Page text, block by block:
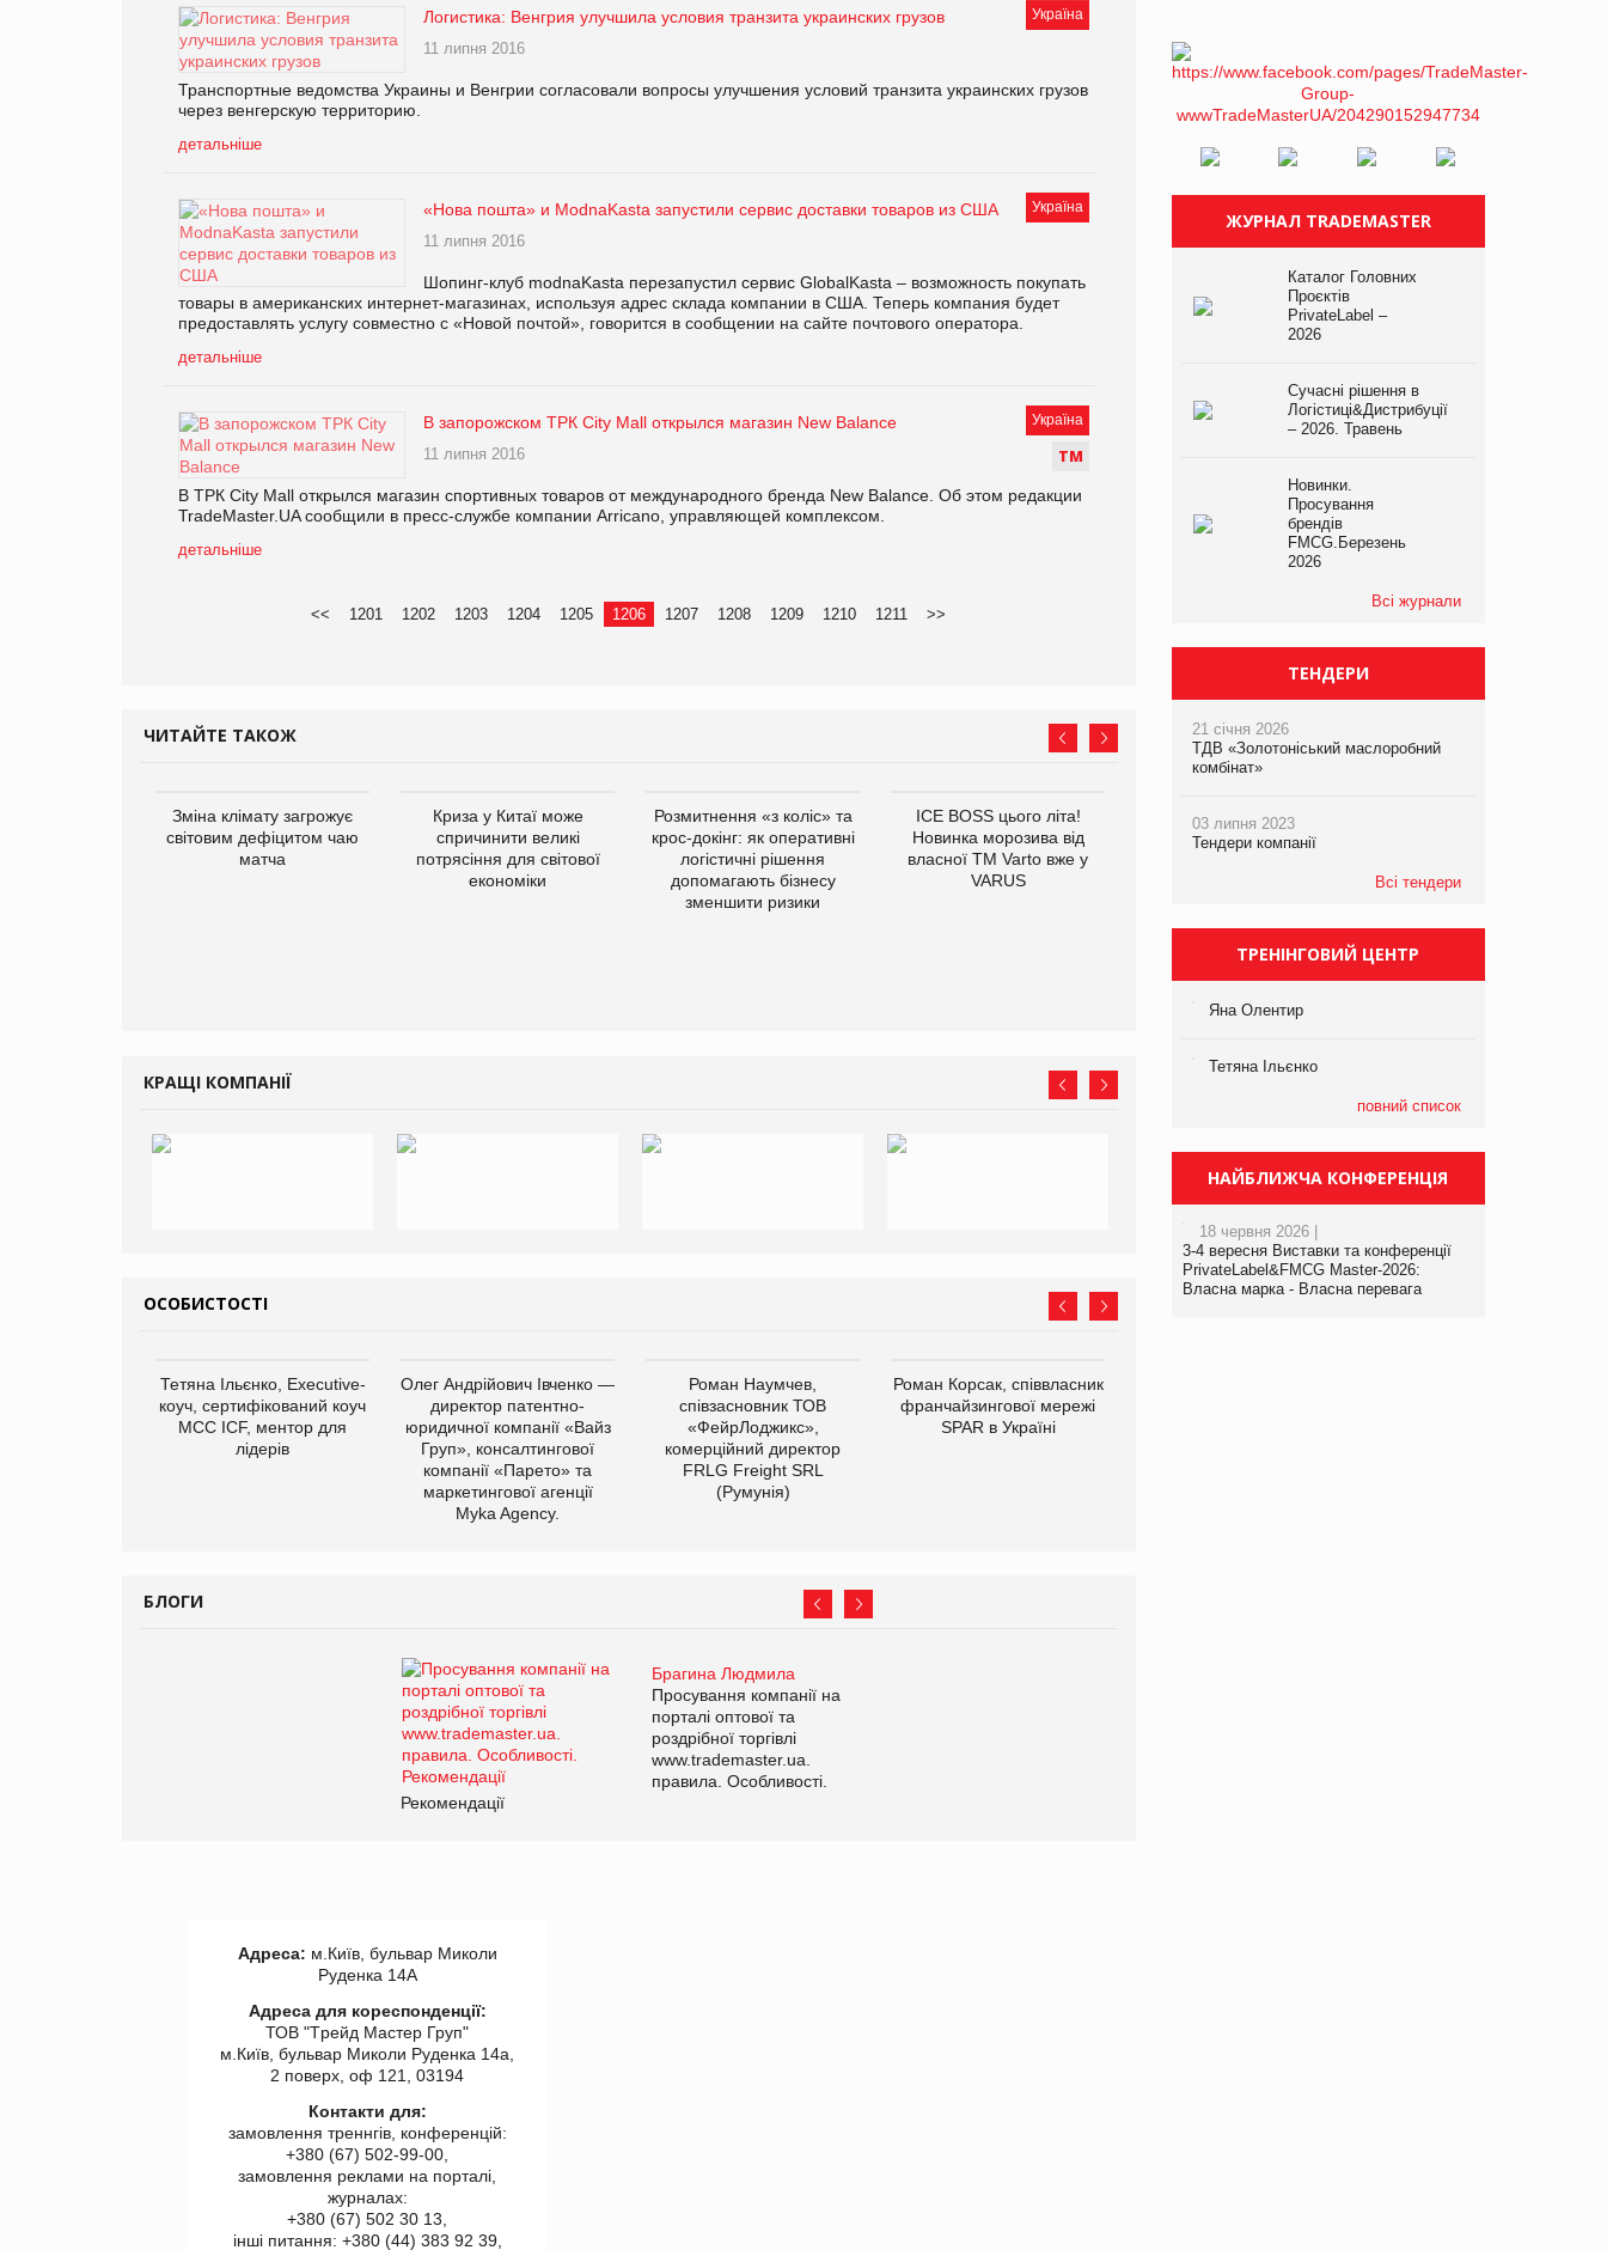
Україна
Логистика: Венгрия улучшила условия транзита украинских грузов
11 липня 2016
Транспортные ведомства Украины и Венгрии согласовали вопросы улучшения условий транзита украинских грузов
через венгерскую территорию.
детальніше
Україна
«Нова пошта» и МodnaKasta запустили сервис доставки товаров из США
11 липня 2016
Шопинг-клуб modnaKasta перезапустил сервис GlobalKasta – возможность покупать
товары в американских интернет-магазинах, используя адрес склада компании в США. Теперь компания будет
предоставлять услугу совместно с «Новой почтой», говорится в сообщении на сайте почтового оператора.
детальніше
Україна
ТМ
В запорожском ТРК City Mall открылся магазин New Balance
11 липня 2016
В ТРК City Mall открылся магазин спортивных товаров от международного бренда New Balance. Об этом редакции
TradeMaster.UA сообщили в пресс-службе компании Arricano, управляющей комплексом.
детальніше
<< 1201 1202 1203 1204 1205 1206 1207 1208 1209 1210 1211 >>
ЧИТАЙТЕ ТАКОЖ
Зміна клімату загрожує
світовим дефіцитом чаю
матча
Криза у Китаї може
спричинити великі
потрясіння для світової
економіки
Розмитнення «з коліс» та
крос-докінг: як оперативні
логістичні рішення
допомагають бізнесу
зменшити ризики
ICE BOSS цього літа!
Новинка морозива від
власної ТМ Varto вже у
VARUS
EVA.UA запустила
кампанію «Хто б знав» про
КРАЩІ КОМПАНІЇ
ОСОБИСТОСТІ
Тетяна Ільєнко, Executive-
коуч, сертифікований коуч
МСС ICF, ментор для
лідерів
Олег Андрійович Івченко —
директор патентно-
юридичної компанії «Вайз
Груп», консалтингової
компанії «Парето» та
маркетингової агенції
Myka Agency.
Роман Наумчев,
співзасновник ТОВ
«ФейрЛоджикс»,
комерційний директор
FRLG Freight SRL
(Румунія)
Роман Корсак, співвласник
франчайзингової мережі
SPAR в Україні
БЛОГИ
Брагина Людмила
Просування компанії на
порталі оптової та
роздрібної торгівлі
www.trademaster.ua.
правила. Особливості.
Рекомендації
ЖУРНАЛ TRADEMASTER
Каталог Головних
Проєктів
PrivateLabel –
2026
Сучасні рішення в
Логістиці&Дистрибуції
– 2026. Травень
Новинки.
Просування
брендів
FMCG.Березень
2026
Всі журнали
ТЕНДЕРИ
21 січня 2026
ТДВ «Золотоніський маслоробний
комбінат»
03 липня 2023
Тендери компанії
Всі тендери
ТРЕНІНГОВИЙ ЦЕНТР
Яна Олентир
Тетяна Ільєнко
повний список
НАЙБЛИЖЧА КОНФЕРЕНЦІЯ
18 червня 2026 |
3-4 вересня Виставки та конференції
PrivateLabel&FMCG Master-2026:
Власна марка - Власна перевага
Адреса: м.Київ, бульвар Миколи
Руденка 14А
Адреса для кореспонденції:
ТОВ "Tрейд Мастер Груп"
м.Київ, бульвар Миколи Руденка 14а,
2 поверх, оф 121, 03194
Контакти для:
замовлення треннгів, конференцій:
+380 (67) 502-99-00,
замовлення реклами на порталі,
журналах:
+380 (67) 502 30 13,
інші питання: +380 (44) 383 92 39,